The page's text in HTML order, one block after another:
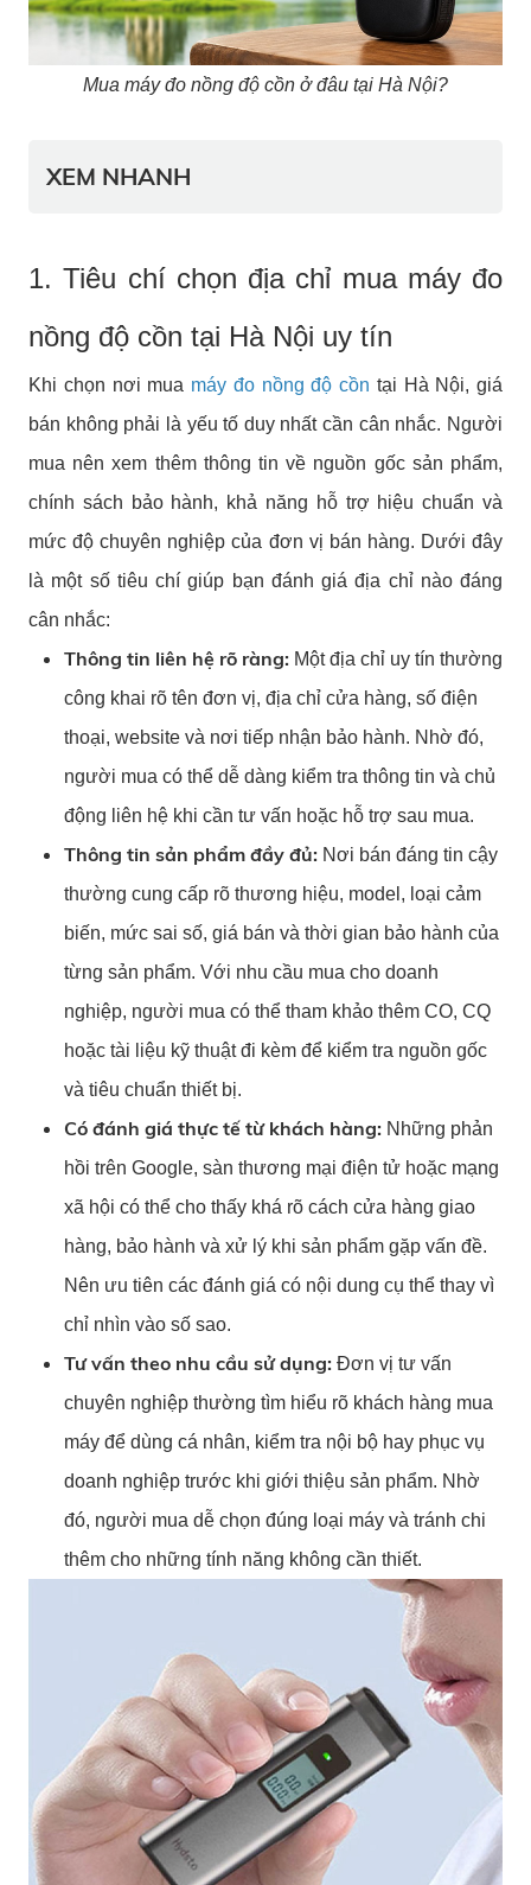
Mua máy đo nồng độ cồn ở đâu tại Hà Nội?
XEM NHANH
1. Tiêu chí chọn địa chỉ mua máy đo
nồng độ cồn tại Hà Nội uy tín
Khi chọn nơi mua máy đo nồng độ cồn tại Hà Nội, giá
bán không phải là yếu tố duy nhất cần cân nhắc. Người
mua nên xem thêm thông tin về nguồn gốc sản phẩm,
chính sách bảo hành, khả năng hỗ trợ hiệu chuẩn và
mức độ chuyên nghiệp của đơn vị bán hàng. Dưới đây
là một số tiêu chí giúp bạn đánh giá địa chỉ nào đáng
cân nhắc:
Thông tin liên hệ rõ ràng: Một địa chỉ uy tín thường
công khai rõ tên đơn vị, địa chỉ cửa hàng, số điện
thoại, website và nơi tiếp nhận bảo hành. Nhờ đó,
người mua có thể dễ dàng kiểm tra thông tin và chủ
động liên hệ khi cần tư vấn hoặc hỗ trợ sau mua.
Thông tin sản phẩm đầy đủ: Nơi bán đáng tin cậy
thường cung cấp rõ thương hiệu, model, loại cảm
biến, mức sai số, giá bán và thời gian bảo hành của
từng sản phẩm. Với nhu cầu mua cho doanh
nghiệp, người mua có thể tham khảo thêm CO, CQ
hoặc tài liệu kỹ thuật đi kèm để kiểm tra nguồn gốc
và tiêu chuẩn thiết bị.
Có đánh giá thực tế từ khách hàng: Những phản
hồi trên Google, sàn thương mại điện tử hoặc mạng
xã hội có thể cho thấy khá rõ cách cửa hàng giao
hàng, bảo hành và xử lý khi sản phẩm gặp vấn đề.
Nên ưu tiên các đánh giá có nội dung cụ thể thay vì
chỉ nhìn vào số sao.
Tư vấn theo nhu cầu sử dụng: Đơn vị tư vấn
chuyên nghiệp thường tìm hiểu rõ khách hàng mua
máy để dùng cá nhân, kiểm tra nội bộ hay phục vụ
doanh nghiệp trước khi giới thiệu sản phẩm. Nhờ
đó, người mua dễ chọn đúng loại máy và tránh chi
thêm cho những tính năng không cần thiết.